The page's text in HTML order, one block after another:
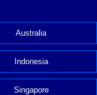
Australia
Indonesia
Singapore